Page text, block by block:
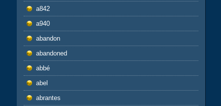
a842
a940
abandon
abandoned
abbé
abel
abrantes